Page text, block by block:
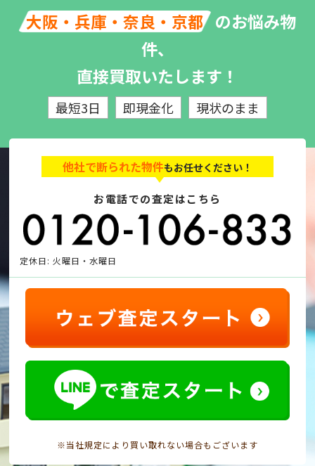
大阪・兵庫・奈良・京都 のお悩み物
件、
直接買取いたします！
最短3日 即現金化 現状のまま
他社で断られた物件もお任せください！
お電話での査定はこちら
定休日: 火曜日・水曜日
※当社規定により買い取れない場合もございます